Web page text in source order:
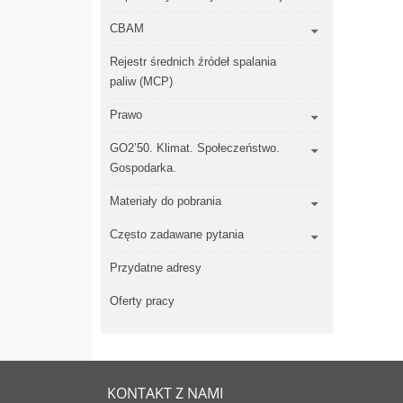
CBAM
Rejestr średnich źródeł spalania
paliw (MCP)
Prawo
GO2’50. Klimat. Społeczeństwo.
Gospodarka.
Materiały do pobrania
Często zadawane pytania
Przydatne adresy
Oferty pracy
KONTAKT Z NAMI